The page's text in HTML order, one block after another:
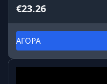
€23.26
ΑΓΟΡΑ